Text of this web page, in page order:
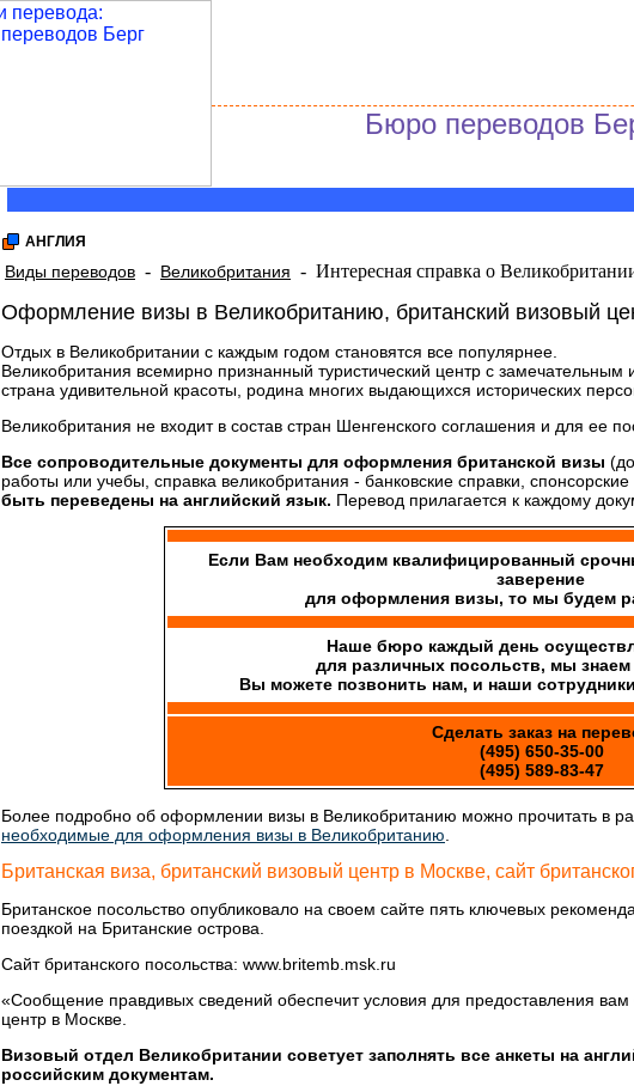
Бюро переводов
АНГЛИЯ
Виды переводов - Великобритания - Интересная справка о
Оформление визы в Великобританию, британский визовый
Отдых в Великобритании с каждым годом становятся все популярнее.
Великобритания всемирно признанный туристический центр с замечательным
страна удивительной красоты, родина многих выдающихся исторических
Великобритания не входит в состав стран Шенгенского соглашения и для ее
Все сопроводительные документы для оформления британской визы
работы или учебы, справка великобритания - банковские справки,
быть переведены на английский язык. Перевод прилагается к каждому
Если Вам необходим квалифицированный
заверение
для оформления визы, то мы будем
Наше бюро каждый день
для различных посольств, мы знаем
Вы можете позвонить нам, и наши
Сделать заказ на
(495) 650-35-00
(495) 589-83-47
Более подробно об оформлении визы в Великобританию можно прочитать в
необходимые для оформления визы в Великобританию
Британская виза, британский визовый центр в Москве, сайт
Британское посольство опубликовало на своем сайте пять ключевых
поездкой на Британские острова.
Сайт британского посольства: www.britemb.msk.ru
«Сообщение правдивых сведений обеспечит условия для предоставления
центр в Москве.
Визовый отдел Великобритании советует заполнять все анкеты на
российским документам.